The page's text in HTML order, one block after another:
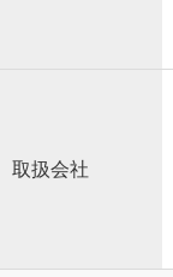
取扱会社